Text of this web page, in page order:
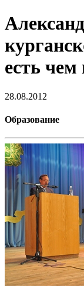
есть чем
28.08.2012
Образование